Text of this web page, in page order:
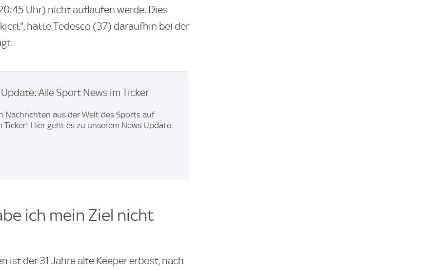
Uhr) nicht auflaufen werde. Dies
hatte Tedesco (37) daraufhin bei der
Alle Sport News im Ticker
Nachrichten aus der Welt des Sports auf
Ticker! Hier geht es zu unserem News Update.
ich mein Ziel nicht
ist der 31 Jahre alte Keeper erbost, nach